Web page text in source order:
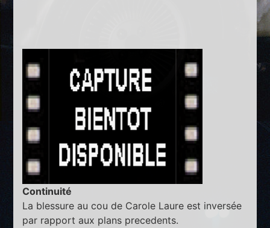
Continuité
La blessure au cou de Carole Laure est inversée
par rapport aux plans precedents.